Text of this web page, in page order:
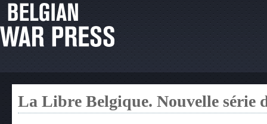
La Libre Belgique. Nouvelle série